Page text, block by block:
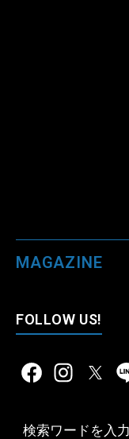
MAGAZINE
FOLLOW US!